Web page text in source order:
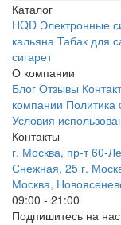
Каталог
HQD Электронные
кальяна Табак для
сигарет
О компании
Блог Отзывы
компании Политика
Условия
Контакты
г. Москва, пр-т 60-
Снежная, 25 г.
Москва,
09:00 - 21:00
Подпишитесь на нас